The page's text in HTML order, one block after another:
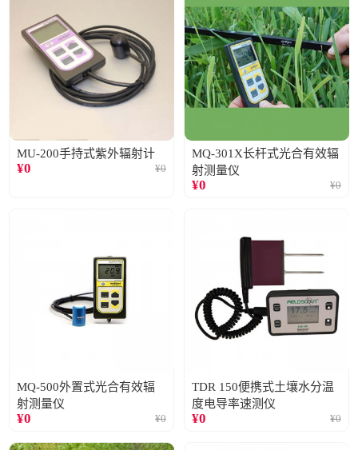
MU-200手持式紫外辐射计
¥0 ¥0
MQ-301X长杆式光合有效辐
射测量仪
¥0 ¥0
MQ-500外置式光合有效辐
射测量仪
¥0 ¥0
TDR 150便携式土壤水分温
度电导率速测仪
¥0 ¥0